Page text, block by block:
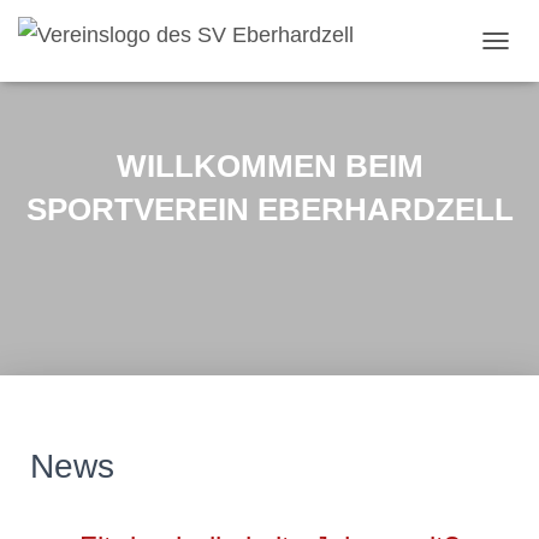
WILLKOMMEN BEIM
SPORTVEREIN EBERHARDZELL
News